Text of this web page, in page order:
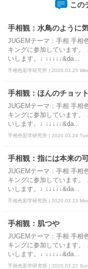
この
手相観：水鳥のように
JUGEMテーマ：手相 手相
キングに参加しています。
いします。↓ ↓↓↓↓↓&da...
手相色彩学研究所 | 2020.03.25
手相観：ほんのチョッ
JUGEMテーマ：手相 手相
キングに参加しています。
いします。↓ ↓↓↓↓↓&da...
手相色彩学研究所 | 2020.03.24
手相観：指には本来の
JUGEMテーマ：手相 手相
キングに参加しています。
いします。↓ ↓↓↓↓↓&da...
手相色彩学研究所 | 2020.03.23
手相観：肌つや
JUGEMテーマ：手相 手相
キングに参加しています。
いします。↓ ↓↓↓↓↓&da...
手相色彩学研究所 | 2020.03.22